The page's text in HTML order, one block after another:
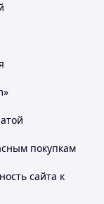
покупкам
сайта к